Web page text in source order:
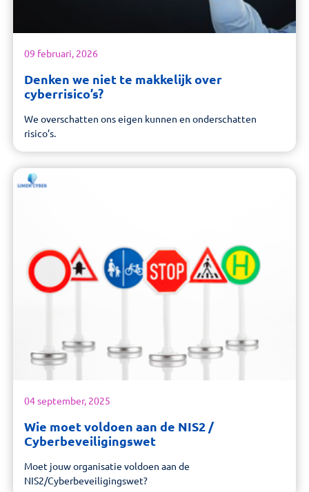
09 februari, 2026
Denken we niet te makkelijk over
cyberrisico’s?
We overschatten ons eigen kunnen en onderschatten
risico’s.
04 september, 2025
Wie moet voldoen aan de NIS2 /
Cyberbeveiligingswet
Moet jouw organisatie voldoen aan de
NIS2/Cyberbeveiligingswet?